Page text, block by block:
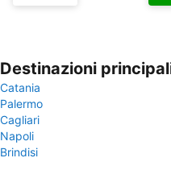
Destinazioni
Catania
Palermo
Cagliari
Napoli
Brindisi